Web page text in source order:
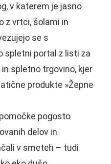
v katerem je jasno
z vrtci, šolami in
se s
spletni portal z listi za
spletno trgovino, kjer
produkte »Žepne
pogosto
delov in
v smeteh – tudi